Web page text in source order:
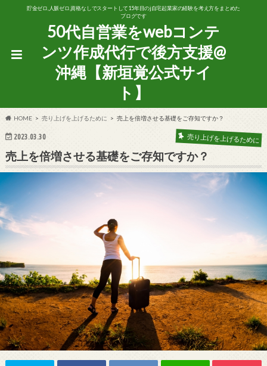
貯金ゼロ,人脈ゼロ,資格なしでスタートして15年目のj自宅起業家の経験を考え方をまとめた
ブログです
50代自営業をwebコンテ
ンツ作成代行で後方支援@
沖縄【新垣覚公式サイ
ト】
HOME 売り上げを上げるために 売上を倍増させる基礎をご存知ですか？
2023.03.30 売り上げを上げるために
売上を倍増させる基礎をご存知ですか？